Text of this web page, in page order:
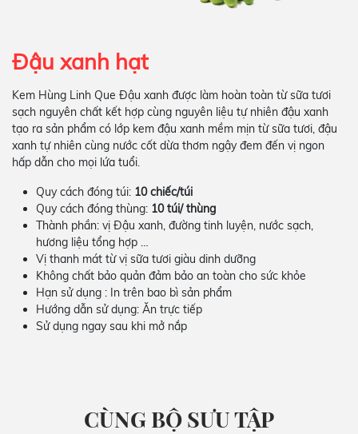
Đậu xanh hạt
Kem Hùng Linh Que Đậu xanh được làm hoàn toàn từ sữa tươi
sạch nguyên chất kết hợp cùng nguyên liệu tự nhiên đậu xanh
tạo ra sản phẩm có lớp kem đậu xanh mềm mịn từ sữa tươi, đậu
xanh tự nhiên cùng nước cốt dừa thơm ngậy đem đến vị ngon
hấp dẫn cho mọi lứa tuổi.
Quy cách đóng túi: 10 chiếc/túi
Quy cách đóng thùng: 10 túi/ thùng
Thành phần: vị Đậu xanh, đường tinh luyện, nước sạch,
hương liệu tổng hợp …
Vị thanh mát từ vị sữa tươi giàu dinh dưỡng
Không chất bảo quản đảm bảo an toàn cho sức khỏe
Hạn sử dụng : In trên bao bì sản phẩm
Hướng dẫn sử dụng: Ăn trực tiếp
Sử dụng ngay sau khi mở nắp
CÙNG BỘ SƯU TẬP